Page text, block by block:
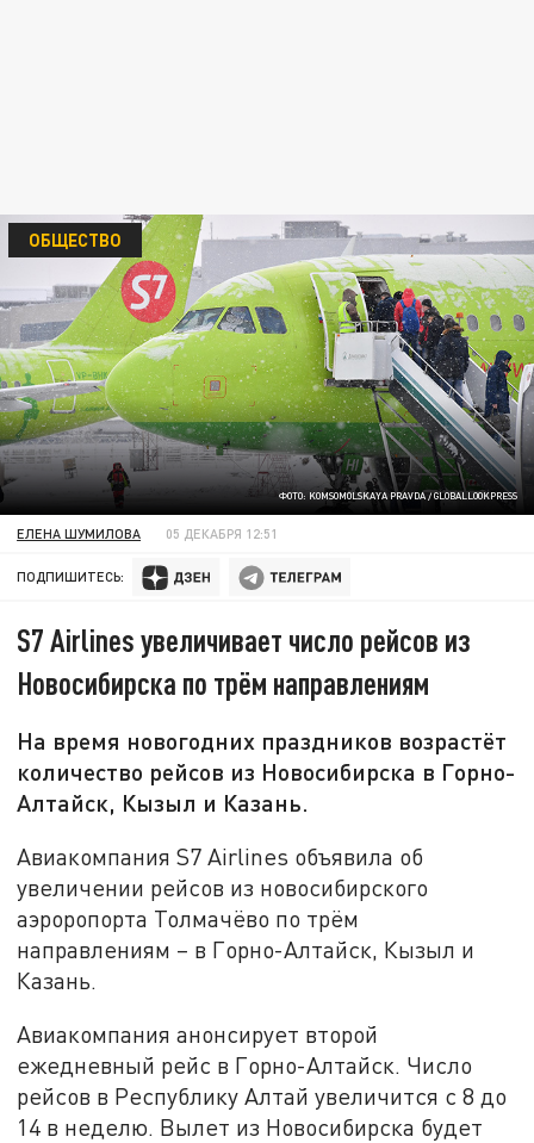
ФОТО: KOMSOMOLSKAYA PRAVDA / GLOBALLOOKPRESS
ОБЩЕСТВО
ЕЛЕНА ШУМИЛОВА 05 ДЕКАБРЯ 12:51
ПОДПИШИТЕСЬ:
S7 Airlines увеличивает число рейсов из
Новосибирска по трём направлениям
На время новогодних праздников возрастёт
количество рейсов из Новосибирска в Горно-
Алтайск, Кызыл и Казань.
Авиакомпания S7 Airlines объявила об
увеличении рейсов из новосибирского
аэроропорта Толмачёво по трём
направлениям – в Горно-Алтайск, Кызыл и
Казань.
Авиакомпания анонсирует второй
ежедневный рейс в Горно-Алтайск. Число
рейсов в Республику Алтай увеличится с 8 до
14 в неделю. Вылет из Новосибирска будет